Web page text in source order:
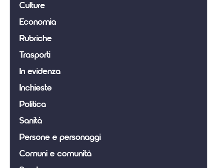
Culture
Economia
Rubriche
Trasporti
In evidenza
Inchieste
Politica
Sanità
Persone e personaggi
Comuni e comunità